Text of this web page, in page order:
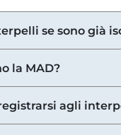
se sono già
la MAD?
agli